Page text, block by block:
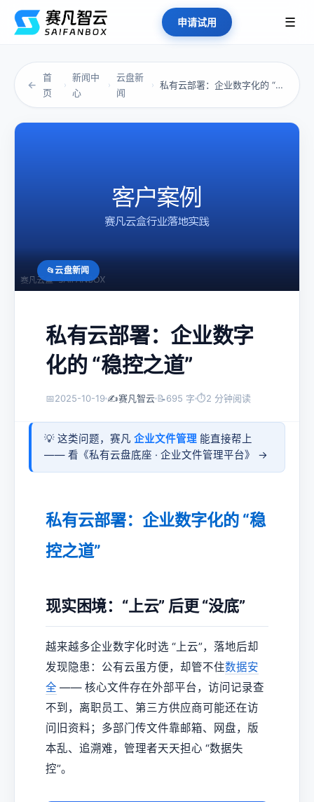
申请试用 ☰
←
首
页
›
新闻中
心
›
云盘新
闻
› 私有云部署：企业数字化的 “稳控之道”
云盘新闻
私有云部署：企业数字
化的 “稳控之道”
📅2025-10-19 ✍️赛凡智云 📝695 字 ⏱2 分钟阅读
💡 这类问题，赛凡 企业文件管理 能直接帮上
—— 看《私有云盘底座 · 企业文件管理平台》 →
私有云部署：企业数字化的 “稳
控之道”
现实困境：“上云” 后更 “没底”
越来越多企业数字化时选 “上云”，落地后却
发现隐患：公有云虽方便，却管不住数据安
全 —— 核心文件存在外部平台，访问记录查
不到，离职员工、第三方供应商可能还在访
问旧资料；多部门传文件靠邮箱、网盘，版
本乱、追溯难，管理者天天担心 “数据失
控”。